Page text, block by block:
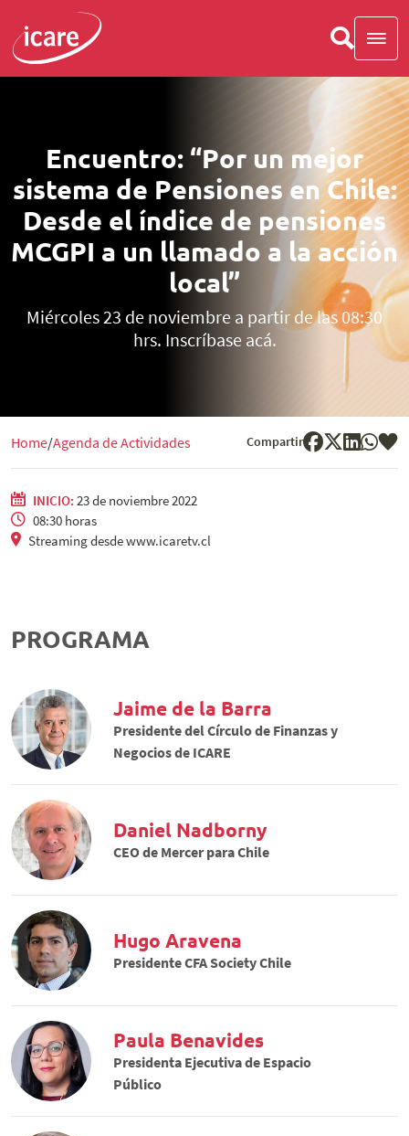
Encuentro: “Por un mejor
sistema de Pensiones en Chile:
Desde el índice de pensiones
MCGPI a un llamado a la acción
local”
Miércoles 23 de noviembre a partir de las 08:30
hrs. Inscríbase acá.
Home Agenda de Actividades Compartir
INICIO: 23 de noviembre 2022
08:30 horas
Streaming desde www.icaretv.cl
PROGRAMA
Jaime de la Barra
Presidente del Círculo de Finanzas y
Negocios de ICARE
Daniel Nadborny
CEO de Mercer para Chile
Hugo Aravena
Presidente CFA Society Chile
Paula Benavides
Presidenta Ejecutiva de Espacio
Público